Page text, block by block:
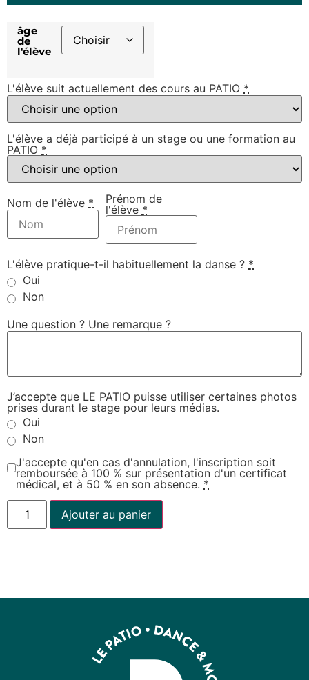
âge
de
l'élève
L'élève suit actuellement des cours au PATIO *
L'élève a déjà participé à un stage ou une formation au
PATIO *
Nom de l'élève *
Prénom de
l'élève *
L'élève pratique-t-il habituellement la danse ? *
Oui
Non
Une question ? Une remarque ?
J’accepte que LE PATIO puisse utiliser certaines photos
prises durant le stage pour leurs médias.
Oui
Non
J'accepte qu'en cas d'annulation, l'inscription soit
remboursée à 100 % sur présentation d'un certificat
médical, et à 50 % en son absence. *
Ajouter au panier